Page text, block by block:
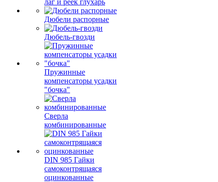
лаг и реек глухарь
Дюбели распорные
Дюбель-гвозди
Пружинные
компенсаторы усадки
"бочка"
Сверла
комбинированные
DIN 985 Гайки
самоконтрящаяся
оцинкованные